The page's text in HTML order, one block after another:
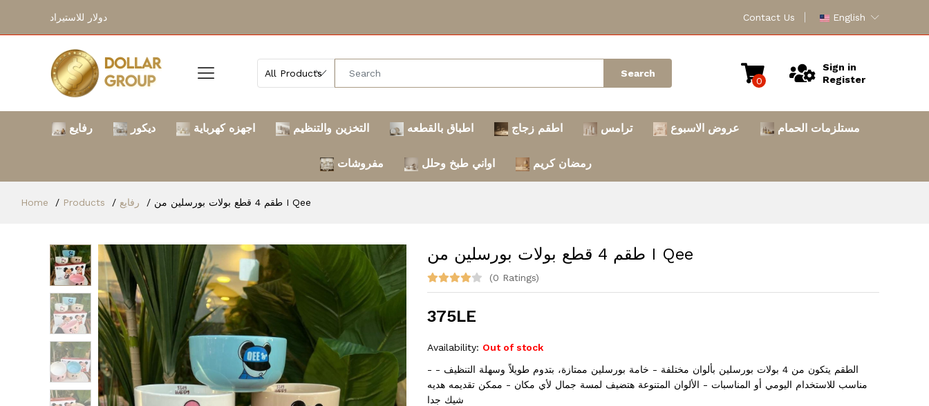
دولار للاستيراد Contact Us English
Search
0
Sign in
Register
رفايع ديكور اجهزه كهرباية التخزين والتنظيم اطباق بالقطعه اطقم زجاج ترامس عروض الاسبوع مستلزمات الحمام
مفروشات اواني طبخ وحلل رمضان كريم
Home Products رفايع طقم 4 قطع بولات بورسلين من I Qee
طقم 4 قطع بولات بورسلين من I Qee
(0 Ratings)
375LE
Availability: Out of stock
- الطقم يتكون من 4 بولات بورسلين بألوان مختلفة - خامة بورسلين ممتازة، بتدوم طويلاً وسهلة التنظيف -
مناسب للاستخدام اليومي أو المناسبات - الألوان المتنوعة هتضيف لمسة جمال لأي مكان - ممكن تقديمه هديه
شيك جدا